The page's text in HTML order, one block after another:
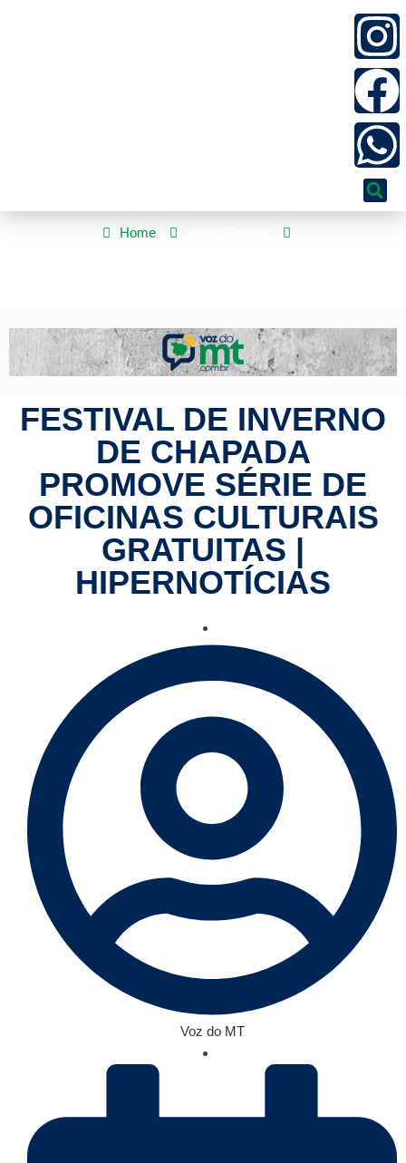
Home
FESTIVAL DE INVERNO
DE CHAPADA
PROMOVE SÉRIE DE
OFICINAS CULTURAIS
GRATUITAS |
HIPERNOTÍCIAS
Voz do MT